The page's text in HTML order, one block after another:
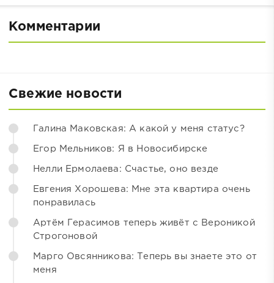
Комментарии
Свежие новости
Галина Маковская: А какой у меня статус?
Егор Мельников: Я в Новосибирске
Нелли Ермолаева: Счастье, оно везде
Евгения Хорошева: Мне эта квартира очень
понравилась
Артём Герасимов теперь живёт с Вероникой
Строгоновой
Марго Овсянникова: Теперь вы знаете это от
меня